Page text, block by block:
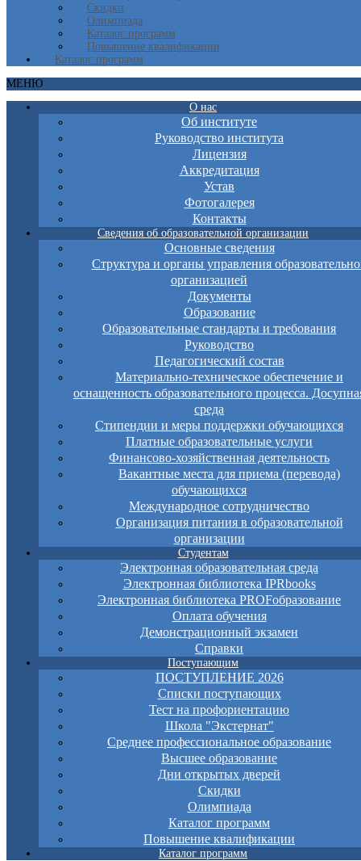
Скидки
Олимпиада
Каталог программ
Повышение квалификации
Каталог программ
МЕНЮ
О нас
Об институте
Руководство института
Лицензия
Аккредитация
Устав
Фотогалерея
Контакты
Сведения об образовательной организации
Основные сведения
Структура и органы управления
организацией
Документы
Образование
Образовательные стандарты и требования
Руководство
Педагогический состав
Материально-техническое обеспечение и
оснащенность образовательного процесса.
среда
Стипендии и меры поддержки обучающихся
Платные образовательные услуги
Финансово-хозяйственная деятельность
Вакантные места для приема (перевода)
обучающихся
Международное сотрудничество
Организация питания в образовательной
организации
Студентам
Электронная образовательная среда
Электронная библиотека IPRbooks
Электронная библиотека PROFобразование
Оплата обучения
Демонстрационный экзамен
Справки
Поступающим
ПОСТУПЛЕНИЕ 2026
Списки поступающих
Тест на профориентацию
Школа "Экстернат"
Среднее профессиональное образование
Высшее образование
Дни открытых дверей
Скидки
Олимпиада
Каталог программ
Повышение квалификации
Каталог программ